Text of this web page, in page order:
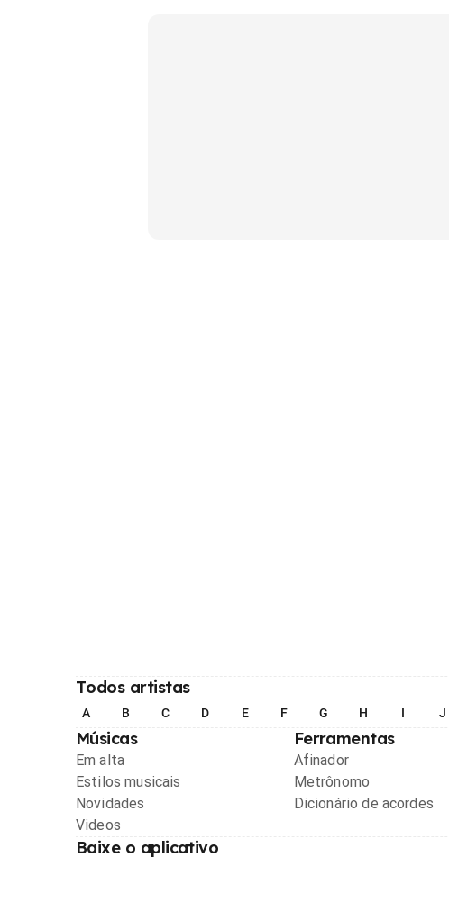
Todos artistas
A B C D E F G H I J
Músicas
Em alta
Estilos musicais
Novidades
Videos
Ferramentas
Afinador
Metrônomo
Dicionário de acordes
Baixe o aplicativo